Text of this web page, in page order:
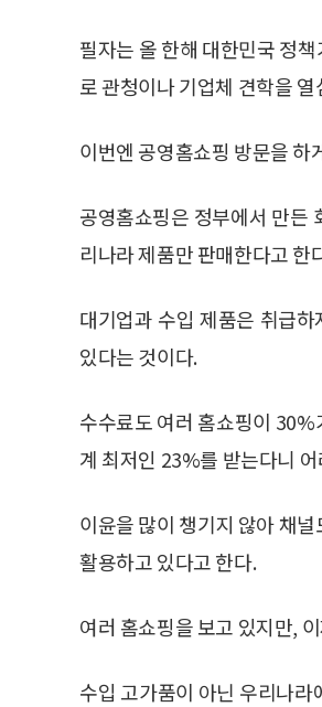
필자는 올 한해 대한민국 정
로 관청이나 기업체 견학을
이번엔 공영홈쇼핑 방문을 하
공영홈쇼핑은 정부에서 만든
리나라 제품만 판매한다고 한
대기업과 수입 제품은 취급
있다는 것이다.
수수료도 여러 홈쇼핑이
계 최저인 23%를 받는다니
이윤을 많이 챙기지 않아 채
활용하고 있다고 한다.
여러 홈쇼핑을 보고 있지만,
수입 고가품이 아닌 우리나